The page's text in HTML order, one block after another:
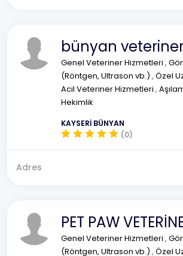
bünyan
Genel Veteriner Hizmetleri ,
(Röntgen, Ultrason vb.) , Özel
Acil Veteriner Hizmetleri ,
Hekimlik
KAYSERİ BÜNYAN
(0)
Adres
PET PAW
Genel Veteriner Hizmetleri ,
(Röntgen, Ultrason vb.) , Özel